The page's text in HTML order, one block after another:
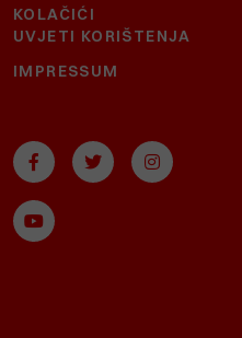
KOLAČIĆI
UVJETI KORIŠTENJA
IMPRESSUM